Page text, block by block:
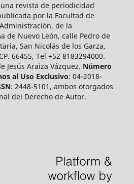
revista de periodicidad
por la Facultad de
de la
de Nuevo León, calle Pedro de
San Nicolás de los Garza,
66455, Tel +52 8183294000.
Jesús Araiza Vázquez. Número
al Uso Exclusivo: 04-2018-
: 2448-5101, ambos otorgados
del Derecho de Autor.